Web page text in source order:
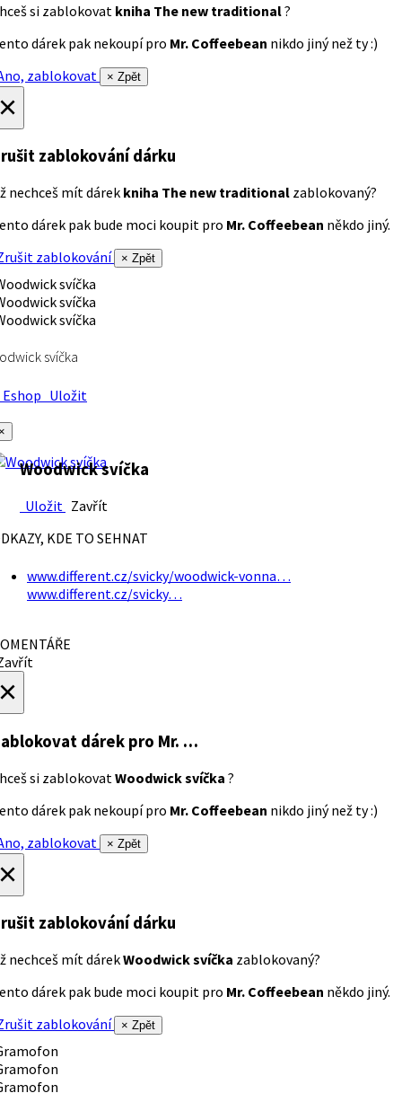
si zablokovat kniha The new traditional?
dárek pak nekoupí pro Mr. Coffeebean nikdo jiný než ty :)
zablokovat
× Zpět
zablokování dárku
nechceš mít dárek kniha The new traditional zablokovaný?
dárek pak bude moci koupit pro Mr. Coffeebean někdo jiný.
zablokování
× Zpět
svíčka
Uložit
Woodwick svíčka
Uložit Zavřít
KDE TO SEHNAT
www.different.cz/svicky/woodwick-vonna…
www.different.cz/svicky…
dárek pro Mr. …
si zablokovat Woodwick svíčka ?
dárek pak nekoupí pro Mr. Coffeebean nikdo jiný než ty :)
zablokovat
× Zpět
zablokování dárku
nechceš mít dárekWoodwick svíčka zablokovaný?
dárek pak bude moci koupit pro Mr. Coffeebean někdo jiný.
zablokování
× Zpět